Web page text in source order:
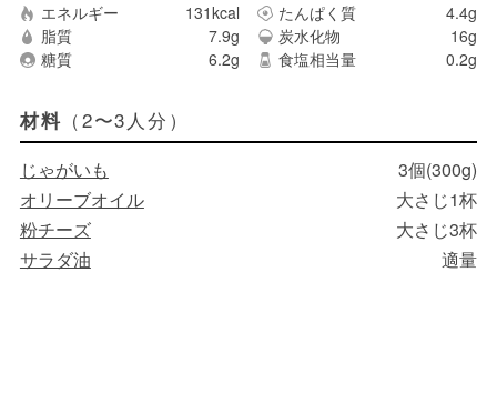
エネルギー 131kcal たんぱく質
4.4g
脂質
7.9g 炭水化物
16g
糖質
6.2g 食塩相当量 0.2g
材料 （2〜3人分）
じゃがいも
3個(300g)
オリーブオイル
大さじ1杯
粉チーズ
大さじ3杯
サラダ油
適量